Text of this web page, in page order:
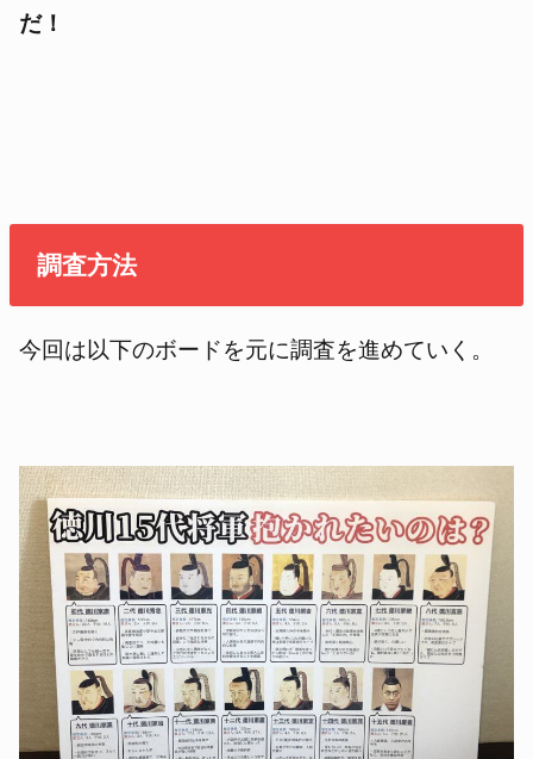
だ！
調査方法
今回は以下のボードを元に調査を進めていく。